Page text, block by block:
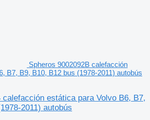
Spheros 9002092B calefacción
B7, B9, B10, B12 bus (1978-2011) autobús
calefacción estática para Volvo B6, B7,
2011) autobús